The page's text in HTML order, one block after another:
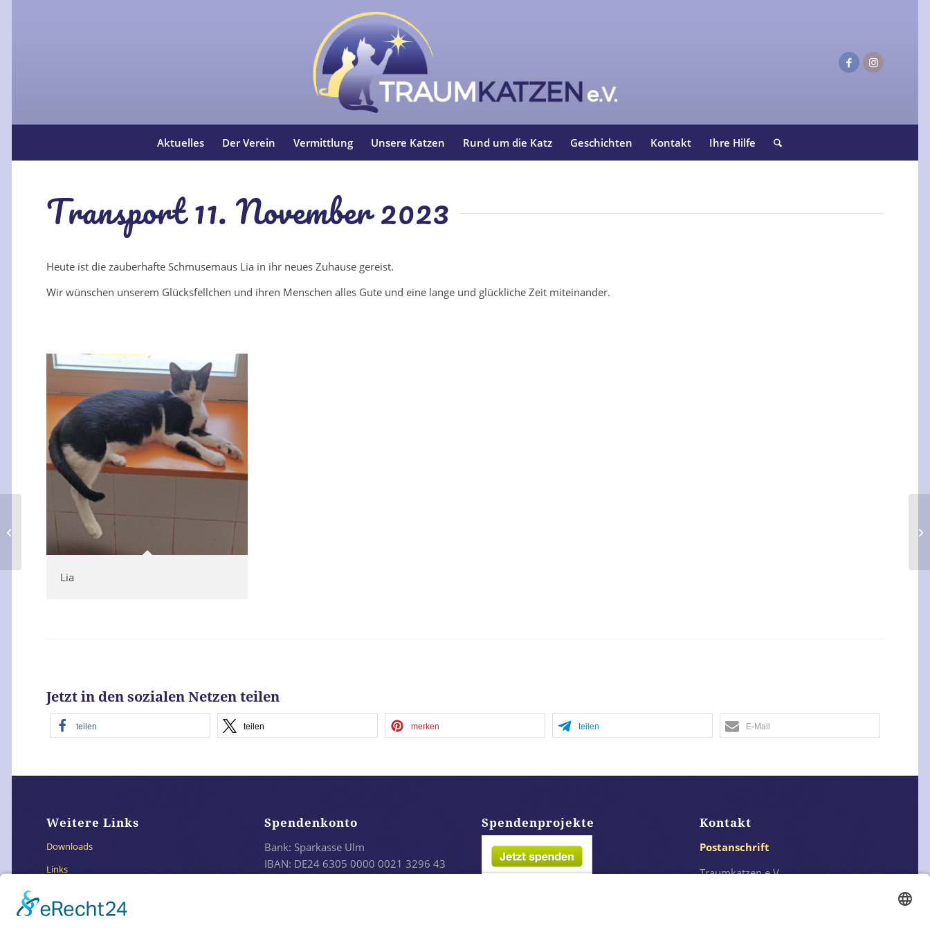
Aktuelles Der Verein Vermittlung Unsere Katzen Rund um die Katz Geschichten Kontakt Ihre Hilfe
Transport 11. November 2023
Heute ist die zauberhafte Schmusemaus Lia in ihr neues Zuhause gereist.
Wir wünschen unserem Glücksfellchen und ihren Menschen alles Gute und eine lange und glückliche Zeit miteinander.
Lia
Jetzt in den sozialen Netzen teilen
teilen teilen merken teilen E-Mail
Weitere Links
Downloads
Links
Datenschutzerklärung
Spendenkonto
Bank: Sparkasse Ulm
IBAN: DE24 6305 0000 0021 3296 43
Spendenprojekte Kontakt
Postanschrift
Traumkatzen e.V.
Ein kleiner Spatz